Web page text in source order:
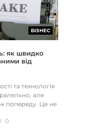
БІЗНЕС
як швидко
від
та технологія
але
попереду. Це не
0